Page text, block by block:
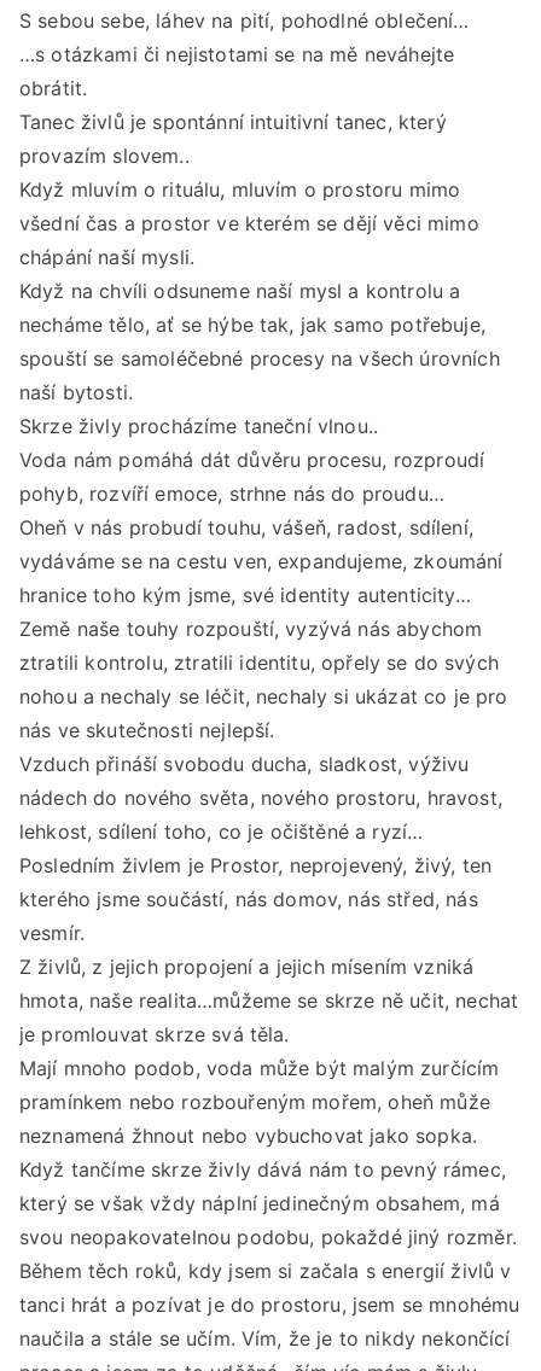
S sebou sebe, láhev na pití, pohodlné oblečení…
…s otázkami či nejistotami se na mě neváhejte
obrátit.
Tanec živlů je spontánní intuitivní tanec, který
provazím slovem..
Když mluvím o rituálu, mluvím o prostoru mimo
všední čas a prostor ve kterém se dějí věci mimo
chápání naší mysli.
Když na chvíli odsuneme naší mysl a kontrolu a
necháme tělo, ať se hýbe tak, jak samo potřebuje,
spouští se samoléčebné procesy na všech úrovních
naší bytosti.
Skrze živly procházíme taneční vlnou..
Voda nám pomáhá dát důvěru procesu, rozproudí
pohyb, rozvíří emoce, strhne nás do proudu…
Oheň v nás probudí touhu, vášeň, radost, sdílení,
vydáváme se na cestu ven, expandujeme, zkoumání
hranice toho kým jsme, své identity autenticity…
Země naše touhy rozpouští, vyzývá nás abychom
ztratili kontrolu, ztratili identitu, opřely se do svých
nohou a nechaly se léčit, nechaly si ukázat co je pro
nás ve skutečnosti nejlepší.
Vzduch přináší svobodu ducha, sladkost, výživu
nádech do nového světa, nového prostoru, hravost,
lehkost, sdílení toho, co je očištěné a ryzí…
Posledním živlem je Prostor, neprojevený, živý, ten
kterého jsme součástí, nás domov, nás střed, nás
vesmír.
Z živlů, z jejich propojení a jejich mísením vzniká
hmota, naše realita…můžeme se skrze ně učit, nechat
je promlouvat skrze svá těla.
Mají mnoho podob, voda může být malým zurčícím
pramínkem nebo rozbouřeným mořem, oheň může
neznamená žhnout nebo vybuchovat jako sopka.
Když tančíme skrze živly dává nám to pevný rámec,
který se však vždy náplní jedinečným obsahem, má
svou neopakovatelnou podobu, pokaždé jiný rozměr.
Během těch roků, kdy jsem si začala s energií živlů v
tanci hrát a pozívat je do prostoru, jsem se mnohému
naučila a stále se učím. Vím, že je to nikdy nekončící